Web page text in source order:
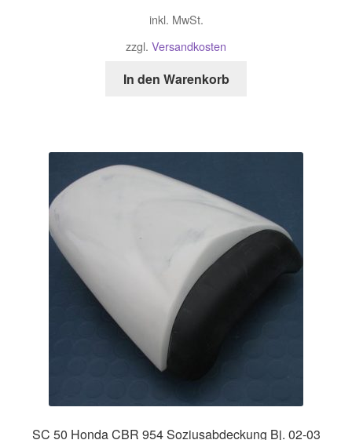
inkl. MwSt.
zzgl. Versandkosten
In den Warenkorb
SC 50 Honda CBR 954 Soziusabdeckung Bj. 02-03